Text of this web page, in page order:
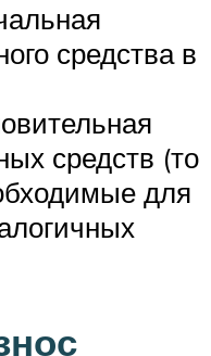
средства в
средств (то
для